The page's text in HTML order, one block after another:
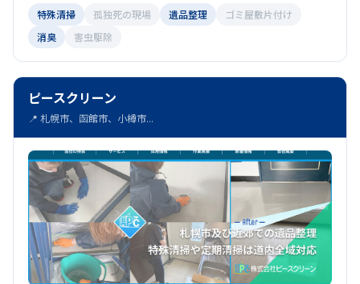
特殊清掃
孤独死の現場 遺品整理
ゴミ屋敷片付け
消臭
害虫駆除
ピースクリーン
📍 札幌市、函館市、小樽市...